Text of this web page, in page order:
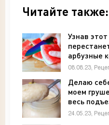
Читайте также:
Узнав
арбузные
советы»
08.08.23,
Делаю
моем
весь
24.05.23,